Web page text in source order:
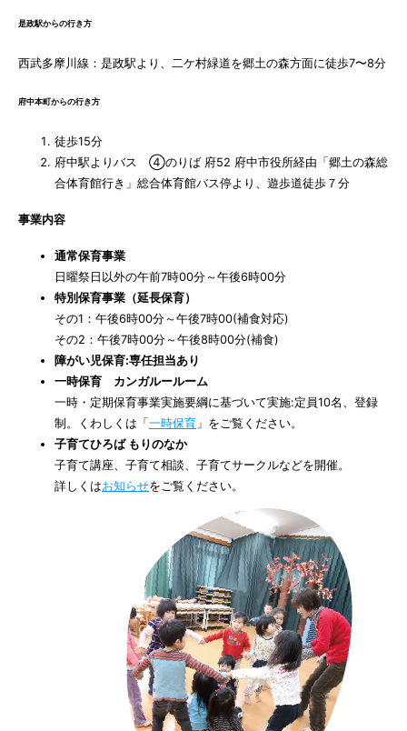
是政駅からの行き方
西武多摩川線：是政駅より、二ケ村緑道を郷土の森方面に徒歩7〜8分
府中本町からの行き方
徒歩15分
府中駅よりバス ④のりば 府52 府中市役所経由「郷土の森総
合体育館行き」総合体育館バス停より、遊歩道徒歩７分
事業内容
通常保育事業
日曜祭日以外の午前7時00分～午後6時00分
特別保育事業（延長保育）
その1：午後6時00分～午後7時00(補食対応)
その2：午後7時00分～午後8時00分(補食)
障がい児保育:専任担当あり
一時保育 カンガルールーム
一時・定期保育事業実施要綱に基づいて実施:定員10名、登録
制。くわしくは「 一時保育 」をご覧ください。
子育てひろば もりのなか
子育て講座、子育て相談、子育てサークルなどを開催。
詳しくはお知らせをご覧ください。